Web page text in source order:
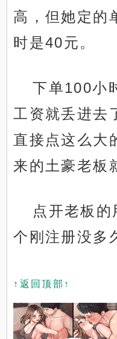
高，但她定的
时是40元。
下单100小
工资就丢进去
直接点这么大
来的土豪老板
点开老板的
个刚注册没多
↑返回顶部↑